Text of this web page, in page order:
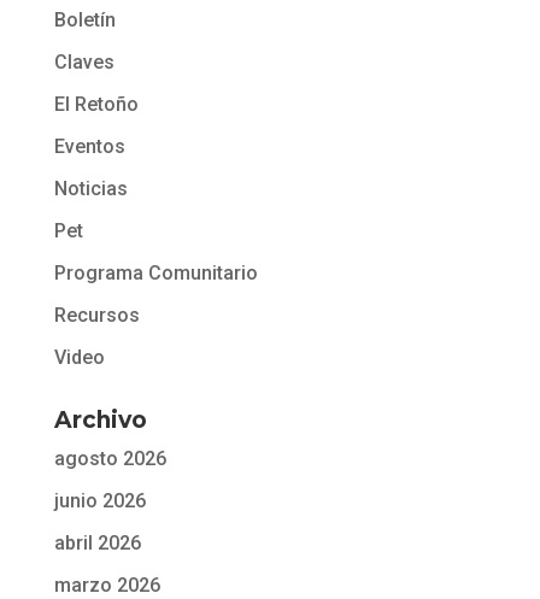
Boletín
Claves
El Retoño
Eventos
Noticias
Pet
Programa Comunitario
Recursos
Video
Archivo
agosto 2026
junio 2026
abril 2026
marzo 2026